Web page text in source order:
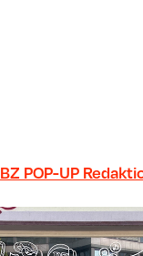
BZ POP-UP